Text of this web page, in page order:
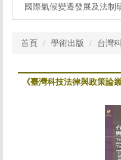
國際氣候變遷發展及法制
首頁 學術出版 台灣
《臺灣科技法律與政策論